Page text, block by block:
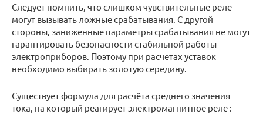
Следует помнить, что слишком чувствительные реле
могут вызывать ложные срабатывания. С другой
стороны, заниженные параметры срабатывания не могут
гарантировать безопасности стабильной работы
электроприборов. Поэтому при расчетах уставок
необходимо выбирать золотую середину.
Существует формула для расчёта среднего значения
тока, на который реагирует электромагнитное реле :